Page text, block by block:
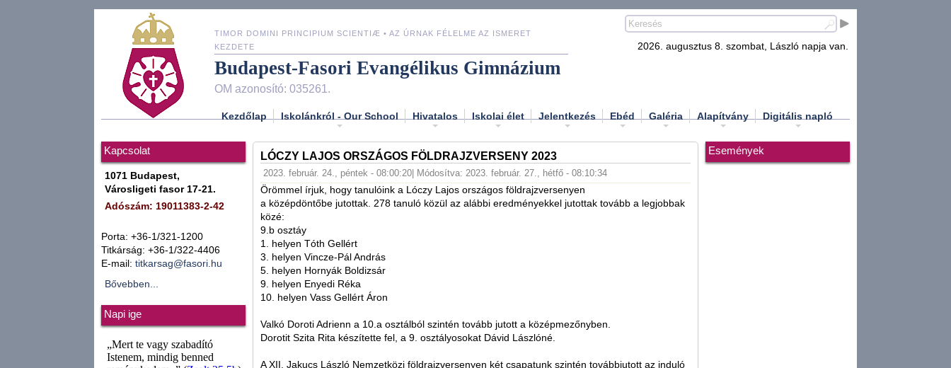
TIMOR DOMINI PRINCIPIUM SCIENTIÆ • AZ ÚRNAK FÉLELME AZ ISMERET
KEZDETE
Budapest-Fasori Evangélikus Gimnázium
OM azonosító: 035261.
2026. augusztus 8. szombat, László napja van.
Kezdőlap Iskolánkról - Our School Hivatalos Iskolai élet Jelentkezés Ebéd Galéria Alapítvány Digitális napló
Kapcsolat
1071 Budapest,
Városligeti fasor 17-21.
Adószám: 19011383-2-42
Porta: +36-1/321-1200
Titkárság: +36-1/322-4406
E-mail: titkarsag@fasori.hu
Bővebben...
Napi ige
LÓCZY LAJOS ORSZÁGOS FÖLDRAJZVERSENY 2023
2023. február. 24., péntek - 08:00:20 | Módosítva: 2023. február. 27., hétfő - 08:10:34
Örömmel írjuk, hogy tanulóink a Lóczy Lajos országos földrajzversenyen
a középdöntőbe jutottak. 278 tanuló közül az alábbi eredményekkel jutottak tovább a legjobbak
közé:
9.b osztáy
1. helyen Tóth Gellért
3. helyen Vincze-Pál András
5. helyen Hornyák Boldizsár
9. helyen Enyedi Réka
10. helyen Vass Gellért Áron
Valkó Doroti Adrienn a 10.a osztálból szintén tovább jutott a középmezőnyben.
Dorotit Szita Rita készítette fel, a 9. osztályosokat Dávid Lászlóné.
A XII. Jakucs László Nemzetközi földrajzversenyen két csapatunk szintén továbbjutott az induló
Események